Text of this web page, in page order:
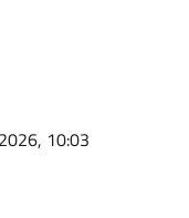
10:03